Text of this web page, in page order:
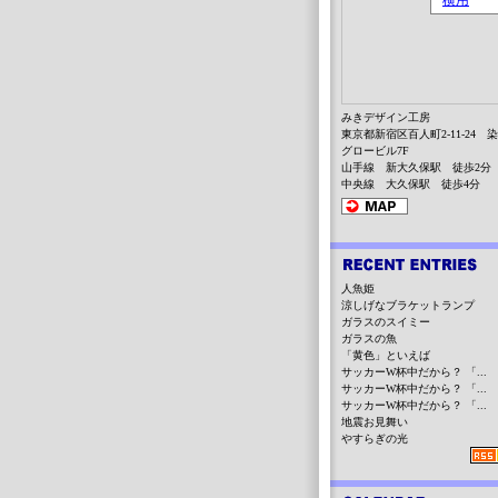
みきデザイン工房
東京都新宿区百人町2-11-24
グロービル7F
山手線 新大久保駅 徒歩2分
中央線 大久保駅 徒歩4分
人魚姫
涼しげなブラケットランプ
ガラスのスイミー
ガラスの魚
「黄色」といえば
サッカーW杯中だから？ 「...
サッカーW杯中だから？ 「...
サッカーW杯中だから？ 「...
地震お見舞い
やすらぎの光